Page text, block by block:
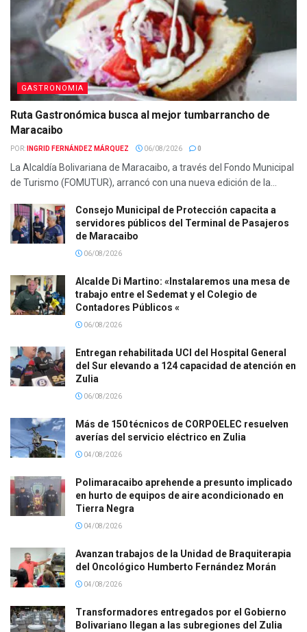
GASTRONOMIA
Ruta Gastronómica busca al mejor tumbarrancho de
Maracaibo
POR: INGRID FERNÁNDEZ MÁRQUEZ 06/08/2026 0
La Alcaldía Bolivariana de Maracaibo, a través del Fondo Municipal
de Turismo (FOMUTUR), arrancó con una nueva edición de la...
Consejo Municipal de Protección capacita a
servidores públicos del Terminal de Pasajeros
de Maracaibo
06/08/2026
Alcalde Di Martino: «Instalaremos una mesa de
trabajo entre el Sedemat y el Colegio de
Contadores Públicos «
06/08/2026
Entregan rehabilitada UCI del Hospital General
del Sur elevando a 124 capacidad de atención en
Zulia
06/08/2026
Más de 150 técnicos de CORPOELEC resuelven
averías del servicio eléctrico en Zulia
04/08/2026
Polimaracaibo aprehende a presunto implicado
en hurto de equipos de aire acondicionado en
Tierra Negra
04/08/2026
Avanzan trabajos de la Unidad de Braquiterapia
del Oncológico Humberto Fernández Morán
04/08/2026
Transformadores entregados por el Gobierno
Bolivariano llegan a las subregiones del Zulia